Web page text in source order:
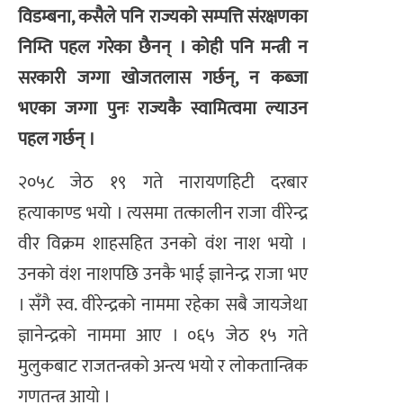
विडम्बना, कसैले पनि राज्यको सम्पत्ति संरक्षणका
निम्ति पहल गरेका छैनन् । कोही पनि मन्त्री न
सरकारी जग्गा खोजतलास गर्छन्, न कब्जा
भएका जग्गा पुनः राज्यकै स्वामित्वमा ल्याउन
पहल गर्छन् ।
२०५८ जेठ १९ गते नारायणहिटी दरबार
हत्याकाण्ड भयो । त्यसमा तत्कालीन राजा वीरेन्द्र
वीर विक्रम शाहसहित उनको वंश नाश भयो ।
उनको वंश नाशपछि उनकै भाई ज्ञानेन्द्र राजा भए
। सँगै स्व. वीरेन्द्रको नाममा रहेका सबै जायजेथा
ज्ञानेन्द्रको नाममा आए । ०६५ जेठ १५ गते
मुलुकबाट राजतन्त्रको अन्त्य भयो र लोकतान्त्रिक
गणतन्त्र आयो ।